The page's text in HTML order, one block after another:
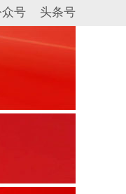
号 头条号